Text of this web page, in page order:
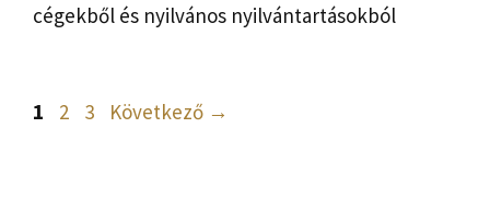
cégekből és nyilvános nyilvántartásokból
Oldal
1 Oldal
2 Oldal
3 Következő →